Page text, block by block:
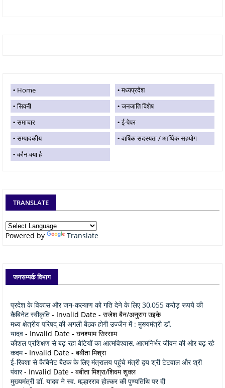
Home
मध्यप्रदेश
सिवनी
जनजाति विशेष
समाचार
ई-पेपर
सम्पादकीय
वार्षिक सदस्यता / आर्थिक सहयोग
कौन-क्या है
TRANSLATE
Powered by Translate
जनसम्पर्क विभाग
प्रदेश के विकास और जन-कल्याण को गति देने के लिए 30,055 करोड़ रूपये की
कैबिनेट स्वीकृति - Invalid Date - राजेश बैन/अनुराग उइके
मध्य क्षेत्रीय परिषद् की अगली बैठक होगी उज्जैन में : मुख्यमंत्री डॉ.
यादव - Invalid Date - घनश्याम सिरसाम
कौशल प्रशिक्षण से बढ़ रहा बेटियों का आत्मविश्वास, आत्मनिर्भर जीवन की ओर बढ़ रहे
कदम- Invalid Date - बबीता मिश्रा
ई-रिक्शा से कैबिनेट बैठक के लिए मंत्रालय पहुंचे मंत्री द्वय श्री टेटवाल और श्री
पंवार- Invalid Date - बबीता मिश्रा/शिवम शुक्ल
मुख्यमंत्री डॉ. यादव ने स्व. मल्हारराव होल्कर की पुण्यतिथि पर दी